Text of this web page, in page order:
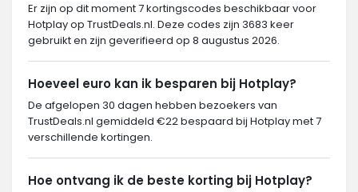
Er zijn op dit moment 7 kortingscodes beschikbaar voor
Hotplay op TrustDeals.nl. Deze codes zijn 3683 keer
gebruikt en zijn geverifieerd op 8 augustus 2026.
Hoeveel euro kan ik besparen bij Hotplay?
De afgelopen 30 dagen hebben bezoekers van
TrustDeals.nl gemiddeld €22 bespaard bij Hotplay met 7
verschillende kortingen.
Hoe ontvang ik de beste korting bij Hotplay?